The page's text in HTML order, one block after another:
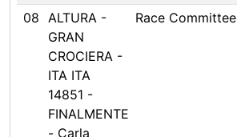
08 ALTURA -
GRAN
CROCIERA -
ITA ITA
14851 -
FINALMENTE
- Carla
Race Committee